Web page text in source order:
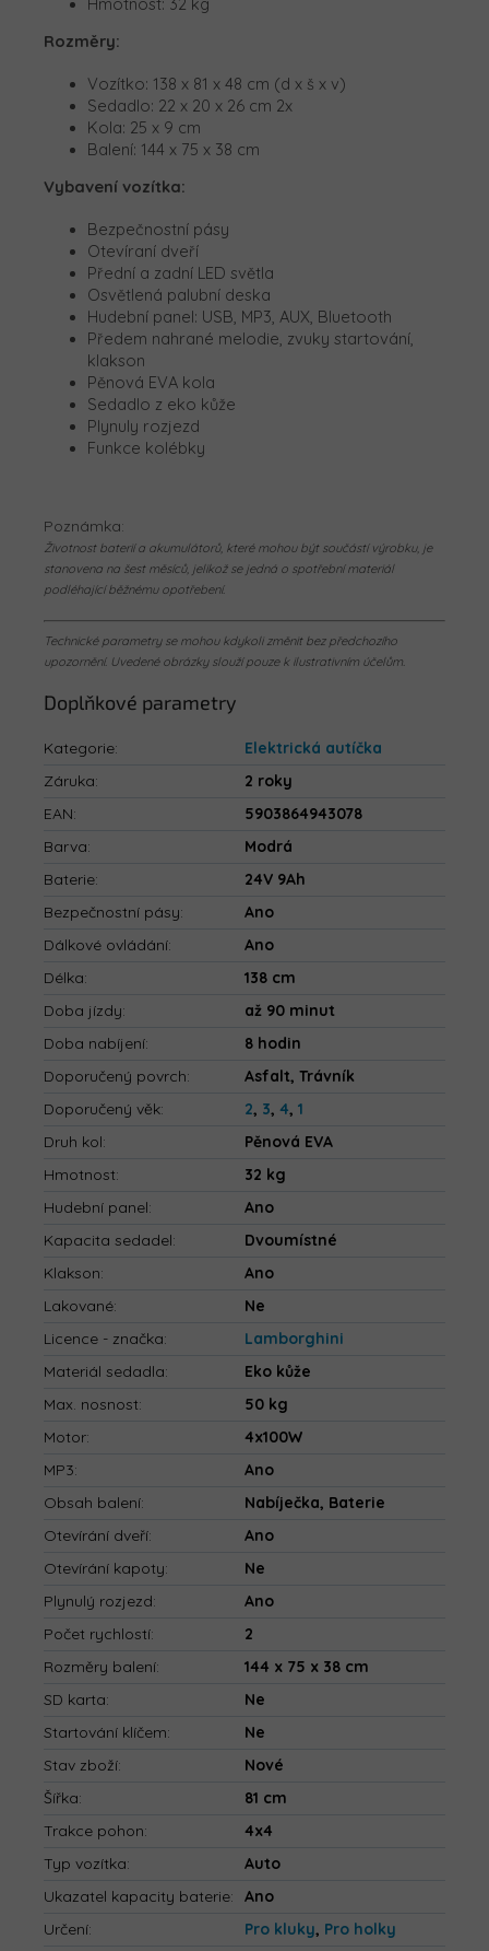
Hmotnost: 32 kg
Rozměry:
Vozítko: 138 x 81 x 48 cm (d x š x v)
Sedadlo: 22 x 20 x 26 cm 2x
Kola: 25 x 9 cm
Balení: 144 x 75 x 38 cm
Vybavení vozítka:
Bezpečnostní pásy
Otevíraní dveří
Přední a zadní LED světla
Osvětlená palubní deska
Hudební panel: USB, MP3, AUX, Bluetooth
Předem nahrané melodie, zvuky startování,
klakson
Pěnová EVA kola
Sedadlo z eko kůže
Plynuly rozjezd
Funkce kolébky
Poznámka:
Životnost baterií a akumulátorů, které mohou být součástí výrobku, je
stanovena na šest měsíců, jelikož se jedná o spotřební materiál
podléhající běžnému opotřebení.
Technické parametry se mohou kdykoli změnit bez předchozího
upozornění. Uvedené obrázky slouží pouze k ilustrativním účelům.
Doplňkové parametry
Kategorie:
Elektrická autíčka
Záruka:
2 roky
EAN:
5903864943078
Barva:
Modrá
Baterie:
24V 9Ah
Bezpečnostní pásy:
Ano
Dálkové ovládání:
Ano
Délka:
138 cm
Doba jízdy:
až 90 minut
Doba nabíjení:
8 hodin
Doporučený povrch:
Asfalt, Trávník
Doporučený věk: 2, 3, 4, 1
Druh kol:
Pěnová EVA
Hmotnost:
32 kg
Hudební panel:
Ano
Kapacita sedadel:
Dvoumístné
Klakson:
Ano
Lakované:
Ne
Licence - značka:
Lamborghini
Materiál sedadla:
Eko kůže
Max. nosnost:
50 kg
Motor:
4x100W
MP3:
Ano
Obsah balení:
Nabíječka, Baterie
Otevírání dveří:
Ano
Otevírání kapoty:
Ne
Plynulý rozjezd:
Ano
Počet rychlostí:
2
Rozměry balení:
144 x 75 x 38 cm
SD karta:
Ne
Startování klíčem:
Ne
Stav zboží:
Nové
Šířka:
81 cm
Trakce pohon:
4x4
Typ vozítka:
Auto
Ukazatel kapacity baterie:
Ano
Určení: Pro kluky, Pro holky